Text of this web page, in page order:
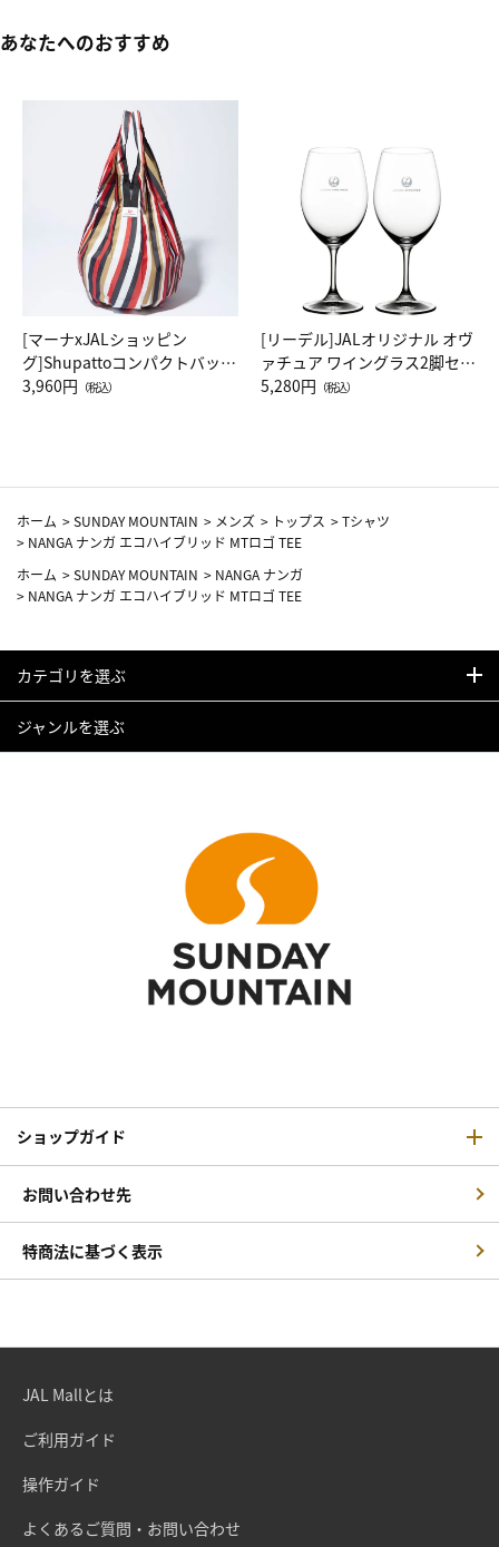
あなたへのおすすめ
[マーナxJALショッピン
グ]Shupattoコンパクトバッグ
Drop JAL客室乗務員（LC）ス
3,960円 （税込）
[リーデル]JALオリジナル オヴ
ァチュア ワイングラス2脚セッ
ト（レッドワイン）
5,280円 （税込）
ホーム >SUNDAY MOUNTAIN > メンズ > トップス >Tシャツ
> NANGA ナンガ エコハイブリッド MTロゴ TEE
ホーム >SUNDAY MOUNTAIN > NANGA ナンガ
> NANGA ナンガ エコハイブリッド MTロゴ TEE
カテゴリを選ぶ
ジャンルを選ぶ
ショップガイド
お問い合わせ先
特商法に基づく表示
JAL Mallとは
ご利用ガイド
操作ガイド
よくあるご質問・お問い合わせ